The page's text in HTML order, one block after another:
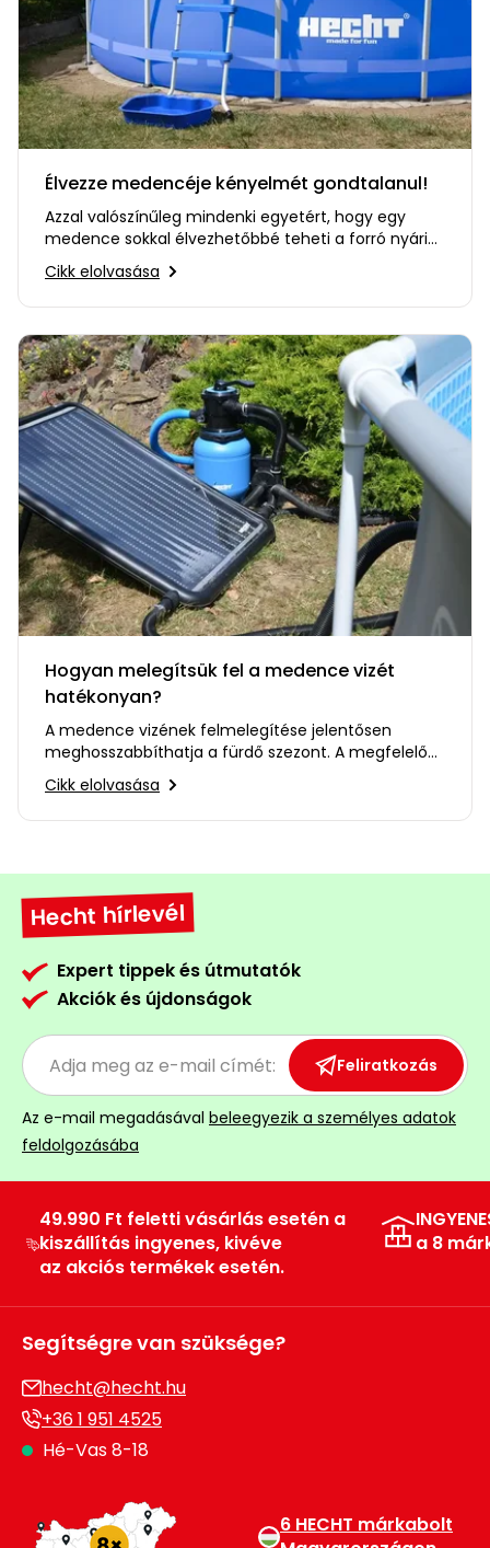
Élvezze medencéje kényelmét gondtalanul!
Azzal valószínűleg mindenki egyetért, hogy egy
medence sokkal élvezhetőbbé teheti a forró nyári
napokat. Felmerülhet…
Cikk elolvasása
Hogyan melegítsük fel a medence vizét
hatékonyan?
A medence vizének felmelegítése jelentősen
meghosszabbíthatja a fürdő szezont. A megfelelő
vízhőmérséklet sokkal…
Cikk elolvasása
Hecht hírlevél
Expert tippek és útmutatók
Akciók és újdonságok
Feliratkozás
Az e-mail megadásával beleegyezik a személyes adatok
feldolgozásába
49.990 Ft feletti vásárlás esetén a
kiszállítás ingyenes, kivéve
az akciós termékek esetén.
a 8
Segítségre van szüksége?
hecht@hecht.hu
+36 1 951 4525
Hé-Vas 8-18
6 HECHT márkabolt